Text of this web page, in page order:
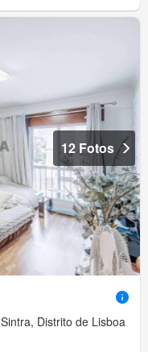
12 Fotos
Distrito de Lisboa